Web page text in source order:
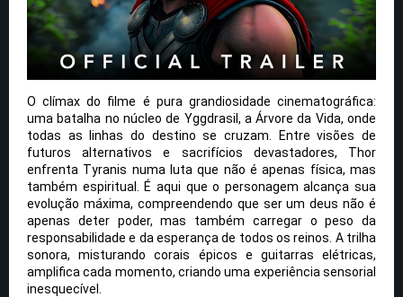
O clímax do filme é pura grandiosidade cinematográfica:
uma batalha no núcleo de Yggdrasil, a Árvore da Vida, onde
todas as linhas do destino se cruzam. Entre visões de
futuros alternativos e sacrifícios devastadores, Thor
enfrenta Tyranis numa luta que não é apenas física, mas
também espiritual. É aqui que o personagem alcança sua
evolução máxima, compreendendo que ser um deus não é
apenas deter poder, mas também carregar o peso da
responsabilidade e da esperança de todos os reinos. A trilha
sonora, misturando corais épicos e guitarras elétricas,
amplifica cada momento, criando uma experiência sensorial
inesquecível.